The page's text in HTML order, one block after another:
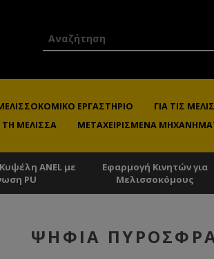
ΕΡΓΑΣΤΉΡΙΟ ΓΙΑ ΤΙΣ
ΜΈΛΙΣΣΑ
ΜΕΤΑΧΕΙΡΙΣΜΈΝΑ
ANEL με
PU
Εφαρμογή Κινητών για
Μελισσοκόμους
ΨΗΦΊΑ